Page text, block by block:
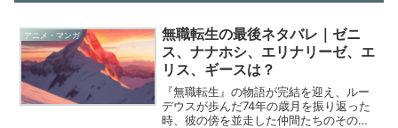
アニメ・マンガ
無職転生の最後ネタバレ｜ゼニ
ス、ナナホシ、エリナリーゼ、エ
リス、ギースは？
『無職転生』の物語が完結を迎え、ルー
デウスが歩んだ74年の歳月を振り返った
時、彼の傍を並走した仲間たちのその後